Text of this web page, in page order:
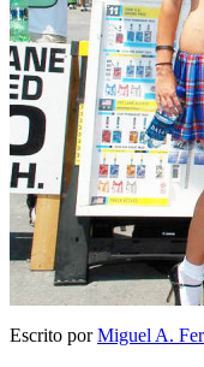
Escrito porMiguel A.